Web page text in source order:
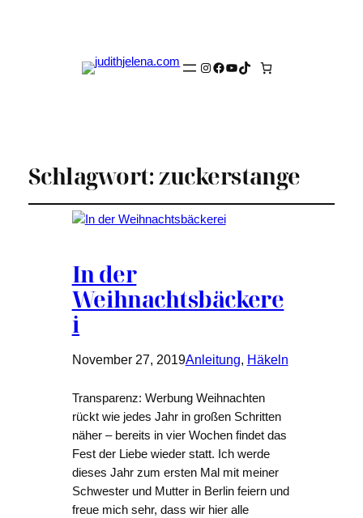
Instagram
Facebook
YouTube
TikTok
Schlagwort:zuckerstange
In der
Weihnachtsbäckere
i
November 27, 2019Anleitung, Häkeln
Transparenz: Werbung Weihnachten
rückt wie jedes Jahr in großen Schritten
näher – bereits in vier Wochen findet das
Fest der Liebe wieder statt. Ich werde
dieses Jahr zum ersten Mal mit meiner
Schwester und Mutter in Berlin feiern und
freue mich sehr, dass wir hier alle